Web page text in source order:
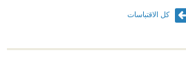
كل الاقتباسات